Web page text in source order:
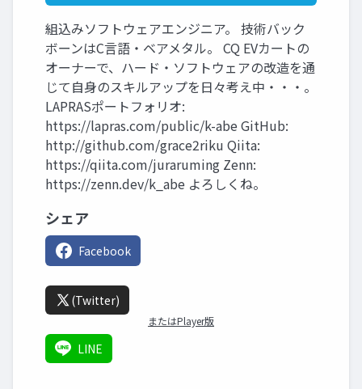
組込みソフトウェアエンジニア。 技術バック
ボーンはC言語・ベアメタル。 CQ EVカートの
オーナーで、ハード・ソフトウェアの改造を通
じて自身のスキルアップを日々考え中・・・。
LAPRASポートフォリオ:
https://lapras.com/public/k-abe GitHub:
http://github.com/grace2riku Qiita:
https://qiita.com/juraruming Zenn:
https://zenn.dev/k_abe よろしくね。
シェア
Facebook
(Twitter)
またはPlayer版
LINE